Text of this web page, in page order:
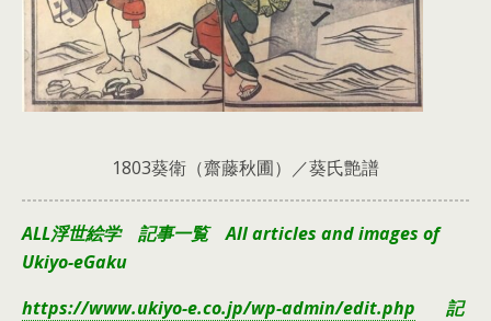
1803葵衛（齋藤秋圃）／葵氏艶譜
ALL浮世絵学 記事一覧 All articles and images of
Ukiyo-eGaku
https://www.ukiyo-e.co.jp/wp-admin/edit.php 記